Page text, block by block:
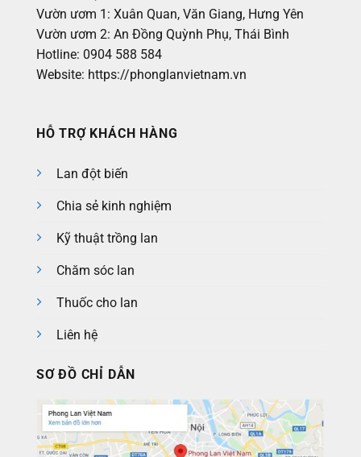
Vườn ươm 1: Xuân Quan, Văn Giang, Hưng Yên
Vườn ươm 2: An Đồng Quỳnh Phụ, Thái Bình
Hotline: 0904 588 584
Website: https://phonglanvietnam.vn
HỖ TRỢ KHÁCH HÀNG
Lan đột biến
Chia sẻ kinh nghiệm
Kỹ thuật trồng lan
Chăm sóc lan
Thuốc cho lan
Liên hệ
SƠ ĐỒ CHỈ DẪN